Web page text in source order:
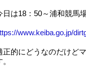
日は18：50～浦和競馬
www.keiba.go.jp/
正的にどうなのだけど